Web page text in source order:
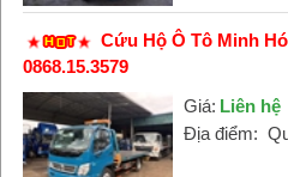
Cứu Hộ Ô Tô Minh
0868.15.3579
Giá: Liên hệ
Địa điểm: